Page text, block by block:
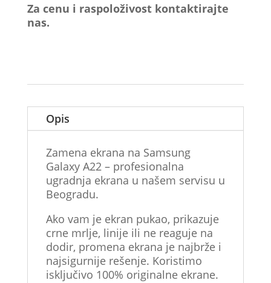
Za cenu i raspoloživost kontaktirajte
nas.
Opis
Zamena ekrana na Samsung
Galaxy A22 – profesionalna
ugradnja ekrana u našem servisu u
Beogradu.
Ako vam je ekran pukao, prikazuje
crne mrlje, linije ili ne reaguje na
dodir, promena ekrana je najbrže i
najsigurnije rešenje. Koristimo
isključivo 100% originalne ekrane.